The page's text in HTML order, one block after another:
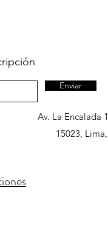
Enviar
Av. La Encalada
15023,